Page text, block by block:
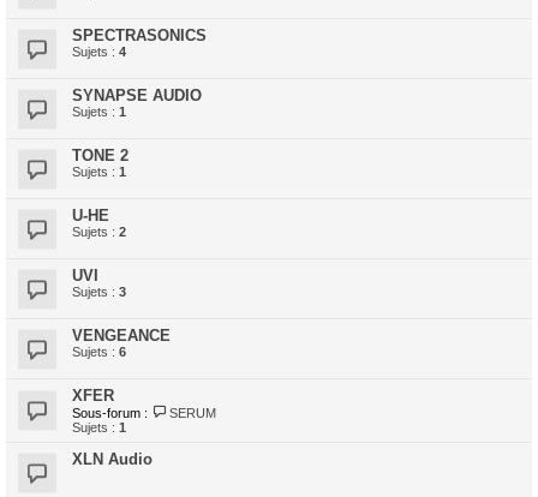
SPECTRASONICS
Sujets : 4
SYNAPSE AUDIO
Sujets : 1
TONE 2
Sujets : 1
U-HE
Sujets : 2
UVI
Sujets : 3
VENGEANCE
Sujets : 6
XFER
Sous-forum :
SERUM
Sujets : 1
XLN Audio